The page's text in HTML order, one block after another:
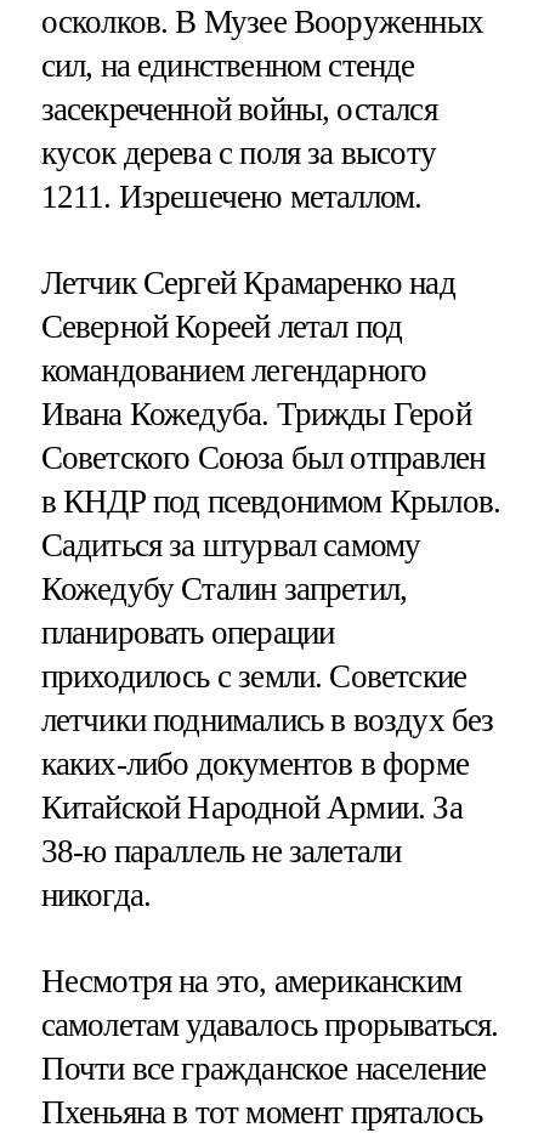
осколков. В Музее Вооруженных
сил, на единственном стенде
засекреченной войны, остался
кусок дерева с поля за высоту
1211. Изрешечено металлом.
Летчик Сергей Крамаренко над
Северной Кореей летал под
командованием легендарного
Ивана Кожедуба. Трижды Герой
Советского Союза был отправлен
в КНДР под псевдонимом Крылов.
Садиться за штурвал самому
Кожедубу Сталин запретил,
планировать операции
приходилось с земли. Советские
летчики поднимались в воздух без
каких-либо документов в форме
Китайской Народной Армии. За
38-ю параллель не залетали
никогда.
Несмотря на это, американским
самолетам удавалось прорываться.
Почти все гражданское население
Пхеньяна в тот момент пряталось